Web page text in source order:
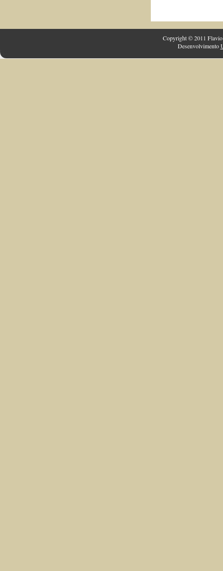
Copyright © 2011 Flavio
Desenvolvimento